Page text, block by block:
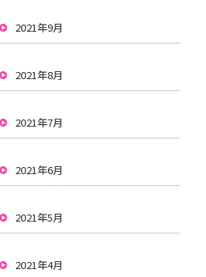
2021年9月
2021年8月
2021年7月
2021年6月
2021年5月
2021年4月